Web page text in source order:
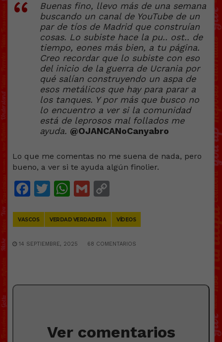
Buenas fino, llevo más de una semana
buscando un canal de YouTube de un
par de tíos de Madrid que construían
cosas. Lo subiste hace la pu.. ost.. de
tiempo, eones más bien, a tu página.
Creo recordar que lo subiste con eso
del inicio de la guerra de Ucrania por
qué salían construyendo un aspa de
esos metálicos que hay para parar a
los tanques. Y por más que busco no
lo encuentro a ver si la comunidad
está de leprosos mal follados me
ayuda. @OJANCANoCanyabro
Lo que me comentas no me suena de nada, pero
bueno, a ver si te ayuda algún finolier.
Facebook
Twitter
WhatsApp
Gmail
VASCOS VERDAD VERDADERA VÍDEOS
14 SEPTIEMBRE, 2025 68 COMENTARIOS
Ver comentarios